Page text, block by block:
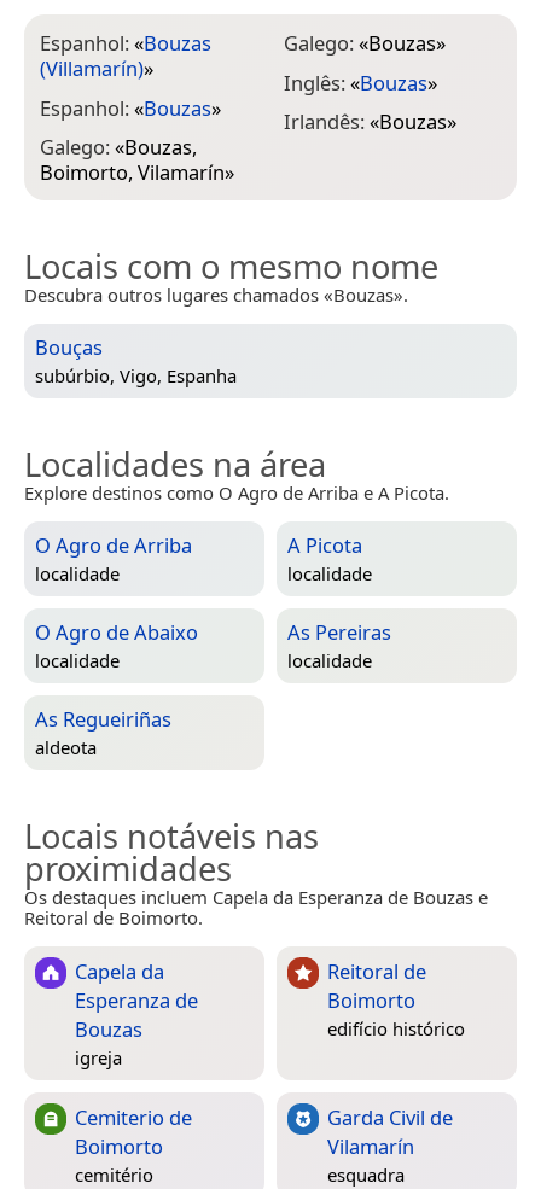
Espanhol:«Bouzas
(Villamarín)»
Espanhol:«Bouzas»
Galego:«Bouzas,
Boimorto, Vilamarín»
Galego:«Bouzas»
Inglês:«Bouzas»
Irlandês:«Bouzas»
Locais com o mesmo nome
Descubra outros lugares chamados «Bouzas».
Bouças
subúrbio, Vigo, Espanha
Localidades na área
Explore destinos como O Agro de Arriba e A Picota.
O Agro de Arriba
localidade
A Picota
localidade
O Agro de Abaixo
localidade
As Pereiras
localidade
As Regueiriñas
aldeota
Locais notáveis nas
proximidades
Os destaques incluem Capela da Esperanza de Bouzas e
Reitoral de Boimorto.
Capela da
Esperanza de
Bouzas
igreja
Reitoral de
Boimorto
edifício histórico
Cemiterio de
Boimorto
cemitério
Garda Civil de
Vilamarín
esquadra